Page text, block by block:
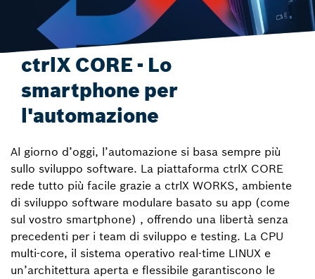
ctrlX CORE - Lo
smartphone per
l'automazione
Al giorno d’oggi, l’automazione si basa sempre più
sullo sviluppo software. La piattaforma ctrlX CORE
rede tutto più facile grazie a ctrlX WORKS, ambiente
di sviluppo software modulare basato su app (come
sul vostro smartphone) , offrendo una libertà senza
precedenti per i team di sviluppo e testing. La CPU
multi-core, il sistema operativo real-time LINUX e
un’architettura aperta e flessibile garantiscono le